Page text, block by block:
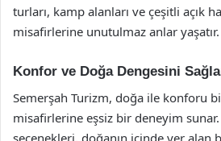
turları, kamp alanları ve çeşitli açık
misafirlerine unutulmaz anlar yaşatır.
Konfor ve Doğa Dengesini
Semerşah Turizm, doğa ile konforu
misafirlerine eşsiz bir deneyim
seçenekleri, doğanın içinde yer alan